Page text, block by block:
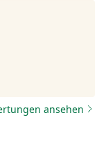
ansehen